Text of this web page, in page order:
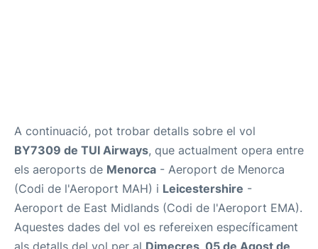
A continuació, pot trobar detalls sobre el vol
BY7309 de TUI Airways, que actualment opera entre
els aeroports de Menorca - Aeroport de Menorca
(Codi de l'Aeroport MAH) i Leicestershire -
Aeroport de East Midlands (Codi de l'Aeroport EMA).
Aquestes dades del vol es refereixen específicament
als detalls del vol per al Dimecres, 05 de Agost de